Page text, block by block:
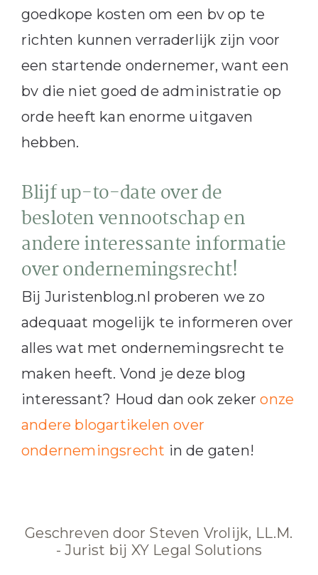
goedkope kosten om een bv op te
richten kunnen verraderlijk zijn voor
een startende ondernemer, want een
bv die niet goed de administratie op
orde heeft kan enorme uitgaven
hebben.
Blijf up-to-date over de
besloten vennootschap en
andere interessante informatie
over ondernemingsrecht!
Bij Juristenblog.nl proberen we zo
adequaat mogelijk te informeren over
alles wat met ondernemingsrecht te
maken heeft. Vond je deze blog
interessant? Houd dan ook zekeronze
andere blogartikelen over
ondernemingsrecht in de gaten!
Geschreven door Steven Vrolijk, LL.M.
- Jurist bij XY Legal Solutions